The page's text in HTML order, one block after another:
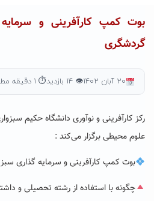
بوت کمپ کارآفرینی و
گردشگری
۲۰ آبان ۱۴۰۲ 👁 ۱۴ بازدید ⏱ ۱ دقیقه مطالعه
رکز کارآفرینی و نوآوری دانشگاه حکیم
علوم محیطی برگزار می‌کند :
بوت کمپ کارآفرینی و سرمایه گذاری
چگونه با استفاده از رشته تحصیلی و